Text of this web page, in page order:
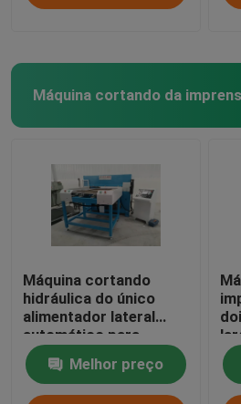
Máquina cortando
hidráulica do único
alimentador lateral
automático para
EVA/espuma
Melhor preço